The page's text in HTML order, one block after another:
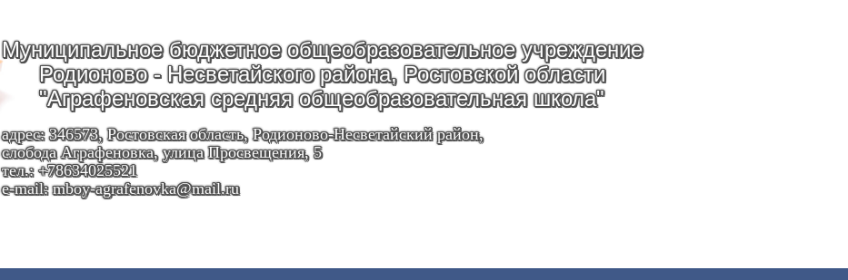
Муниципальное бюджетное общеобразовательное учреждение
Родионово - Несветайского района, Ростовской области
"Аграфеновская средняя общеобразовательная школа"
адрес: 346573, Ростовская область, Родионово-Несветайский район,
слобода Аграфеновка, улица Просвещения, 5
тел.: +78634025521
e-mail: mboy-agrafenovka@mail.ru